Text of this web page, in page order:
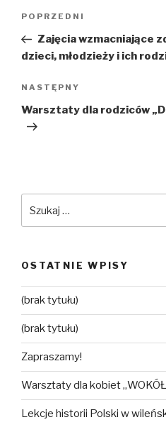
Nawigacja
Poprzedni
wpis
POPRZEDNI
Zajęcia wzmacniające
dzieci, młodzieży i ich
Następny
wpis
NASTĘPNY
Warsztaty dla rodziców
OSTATNIE WPISY
(brak tytułu)
(brak tytułu)
Zapraszamy!
Warsztaty dla kobiet
Lekcje historii Polski w